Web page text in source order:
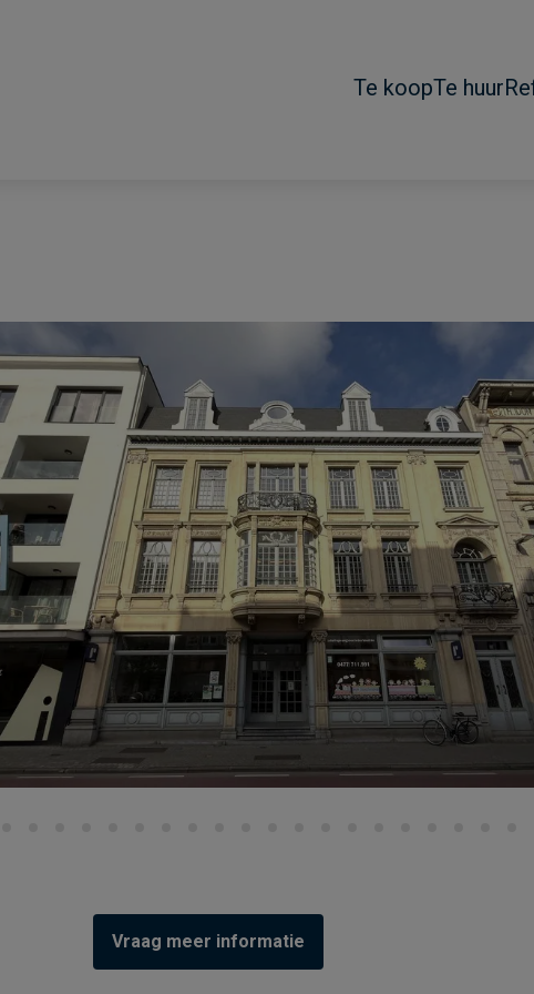
Te koopTe huur
Vraag meer informatie